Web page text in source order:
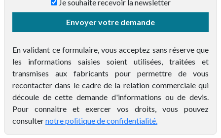
Taille de la copropriété*
Je souhaite recevoir la newsletter
Envoyer votre demande
En validant ce formulaire, vous acceptez sans réserve que
les informations saisies soient utilisées, traitées et
transmises aux fabricants pour permettre de vous
recontacter dans le cadre de la relation commerciale qui
découle de cette demande d'informations ou de devis.
Pour connaitre et exercer vos droits, vous pouvez
consulternotre politique de confidentialité.